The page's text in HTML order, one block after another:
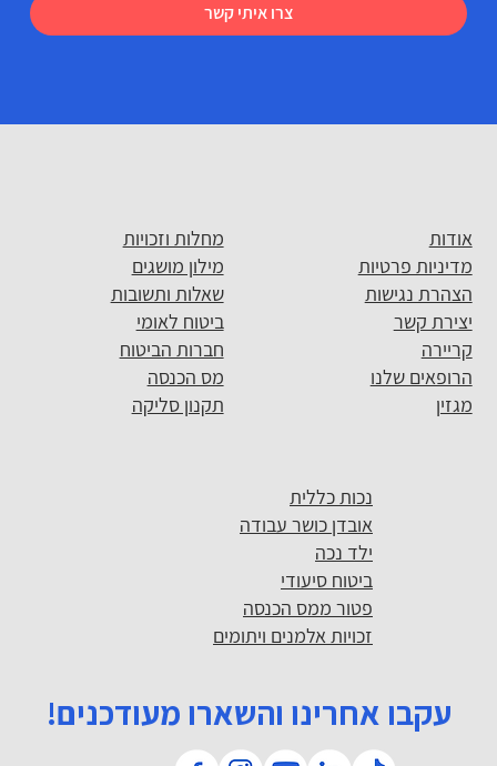
צרו איתי קשר
אודות
מדיניות פרטיות
הצהרת נגישות
יצירת קשר
קריירה
הרופאים שלנו
מגזין
מחלות וזכויות
מילון מושגים
שאלות ותשובות
ביטוח לאומי
חברות הביטוח
מס הכנסה
תקנון סליקה
נכות כללית
אובדן כושר עבודה
ילד נכה
ביטוח סיעודי
פטור ממס הכנסה
זכויות אלמנים ויתומים
עקבו אחרינו והשארו מעודכנים!